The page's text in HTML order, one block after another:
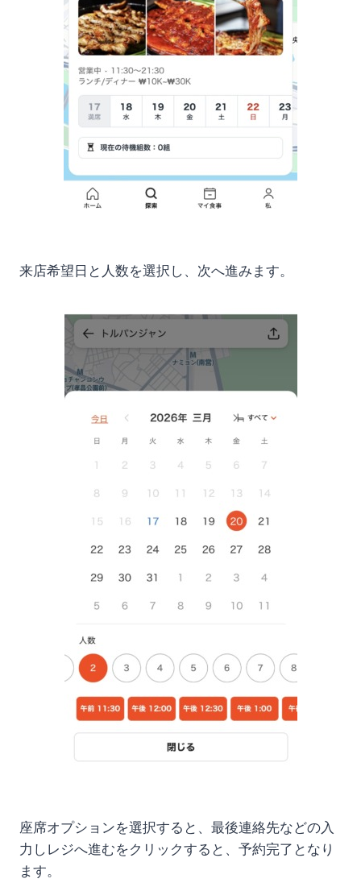
来店希望日と人数を選択し、次へ進みます。
座席オプションを選択すると、最後連絡先などの入
力しレジへ進むをクリックすると、予約完了となり
ます。